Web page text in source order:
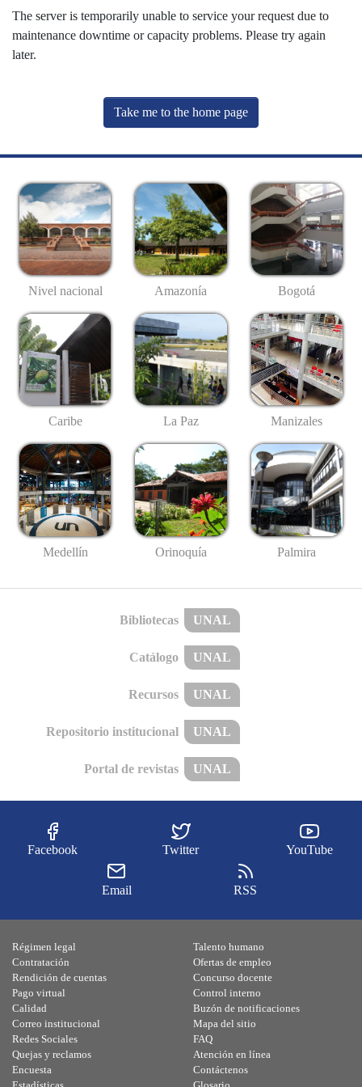
The server is temporarily unable to service your request due to
maintenance downtime or capacity problems. Please try again
later.
Take me to the home page
Nivel nacional Amazonía Bogotá
Caribe La Paz Manizales
Medellín Orinoquía Palmira
Bibliotecas UNAL
Catálogo UNAL
Recursos UNAL
Repositorio institucional UNAL
Portal de revistas UNAL
Facebook Twitter YouTube
Email RSS
Régimen legal
Contratación
Rendición de cuentas
Pago virtual
Calidad
Talento humano
Ofertas de empleo
Concurso docente
Control interno
Buzón de notificaciones
Correo institucional
Redes Sociales
Quejas y reclamos
Encuesta
Mapa del sitio
FAQ
Atención en línea
Contáctenos